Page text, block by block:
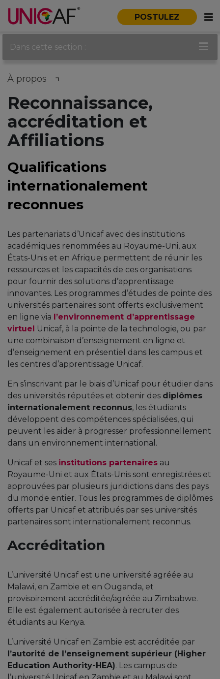
POSTULEZ
Dans cette section :
À propos
Reconnaissance,
accréditation et
Affiliations
Qualifications
internationalement
reconnues
Les partenariats d’Unicaf avec des institutions
académiques renommées au Royaume-Uni, aux
États-Unis et en Afrique permettent de réunir les
ressources et les capacités de ces organisations
pour fournir des solutions d’apprentissage
innovantes. Les programmes d’études de pointe des
universités partenaires sont offerts exclusivement
en ligne via l’environnement d’apprentissage
virtuel Unicaf, à la pointe de la technologie, ou par
une combinaison d’enseignement en ligne et
d’enseignement en présentiel dans les campus et
les centres d’apprentissage Unicaf.
En s’inscrivant par le biais d’Unicaf pour étudier dans
des universités réputées et obtenir des diplômes
internationalement reconnus, les étudiants
développent des compétences spécialisées, qui
peuvent les aider à progresser professionnellement
dans un environnement international.
Unicaf et ses institutions partenaires au
Royaume-Uni et aux États-Unis sont enregistrées et
approuvées par plusieurs juridictions dans des pays
du monde entier. Tous les programmes de diplômes
offerts par Unicaf et attribués par ses universités
partenaires sont internationalement reconnus.
Accréditation
L’université Unicaf est une université agréée au
Malawi, en Zambie et en Ouganda, et
provisoirement accréditée/agréée au Zimbabwe.
Elle est également autorisée à recruter des
étudiants au Kenya.
L’université Unicaf en Zambie est accréditée par
l’autorité de l’enseignement supérieur (Higher
Education Authority-HEA). Les campus de